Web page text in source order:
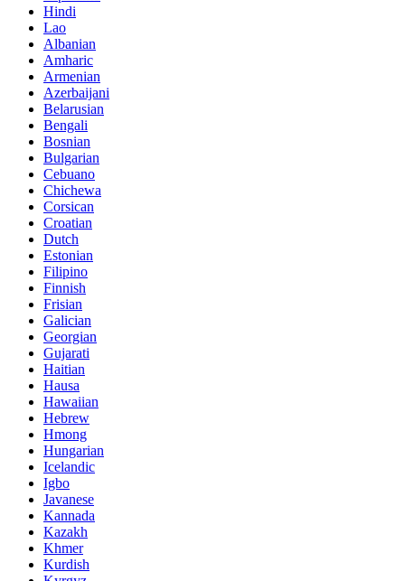
Hindi
Lao
Albanian
Amharic
Armenian
Azerbaijani
Belarusian
Bengali
Bosnian
Bulgarian
Cebuano
Chichewa
Corsican
Croatian
Dutch
Estonian
Filipino
Finnish
Frisian
Galician
Georgian
Gujarati
Haitian
Hausa
Hawaiian
Hebrew
Hmong
Hungarian
Icelandic
Igbo
Javanese
Kannada
Kazakh
Khmer
Kurdish